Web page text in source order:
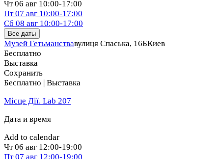
Чт 06 авг 10:00-17:00
Пт 07 авг 10:00-17:00
Сб 08 авг 10:00-17:00
Все даты
Музей Гетьманствавулиця Спаська, 16БКиев
Бесплатно
Выставка
Сохранить
Бесплатно | Выставка
Місце Дії. Lab 207
Дата и время
Add to calendar
Чт 06 авг 12:00-19:00
Пт 07 авг 12:00-19:00